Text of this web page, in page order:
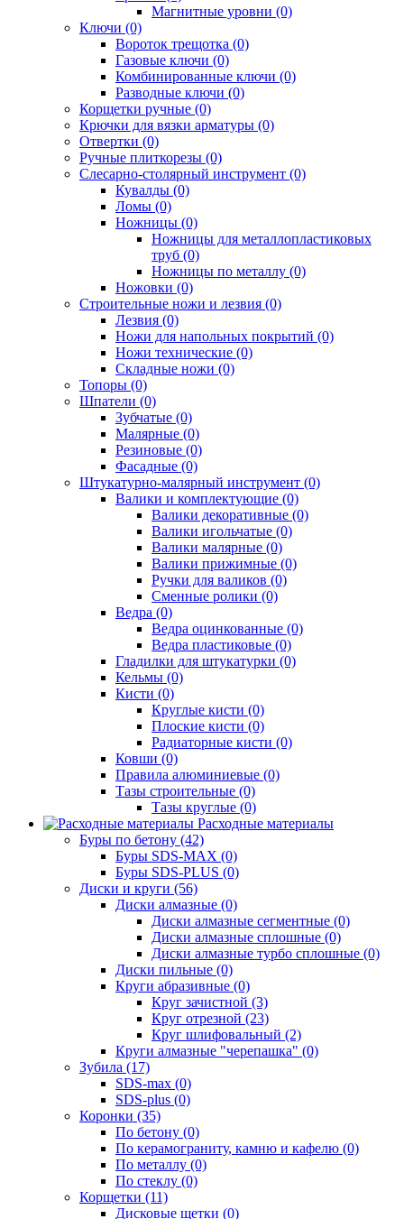
Магнитные уровни (0)
Ключи (0)
Вороток трещотка (0)
Газовые ключи (0)
Комбинированные ключи (0)
Разводные ключи (0)
Корщетки ручные (0)
Крючки для вязки арматуры (0)
Отвертки (0)
Ручные плиткорезы (0)
Слесарно-столярный инструмент (0)
Кувалды (0)
Ломы (0)
Ножницы (0)
Ножницы для металлопластиковых
труб (0)
Ножницы по металлу (0)
Ножовки (0)
Строительные ножи и лезвия (0)
Лезвия (0)
Ножи для напольных покрытий (0)
Ножи технические (0)
Складные ножи (0)
Топоры (0)
Шпатели (0)
Зубчатые (0)
Малярные (0)
Резиновые (0)
Фасадные (0)
Штукатурно-малярный инструмент (0)
Валики и комплектующие (0)
Валики декоративные (0)
Валики игольчатые (0)
Валики малярные (0)
Валики прижимные (0)
Ручки для валиков (0)
Сменные ролики (0)
Ведра (0)
Ведра оцинкованные (0)
Ведра пластиковые (0)
Гладилки для штукатурки (0)
Кельмы (0)
Кисти (0)
Круглые кисти (0)
Плоские кисти (0)
Радиаторные кисти (0)
Ковши (0)
Правила алюминиевые (0)
Тазы строительные (0)
Тазы круглые (0)
Расходные материалы
Буры по бетону (42)
Буры SDS-MAX (0)
Буры SDS-PLUS (0)
Диски и круги (56)
Диски алмазные (0)
Диски алмазные сегментные (0)
Диски алмазные сплошные (0)
Диски алмазные турбо сплошные (0)
Диски пильные (0)
Круги абразивные (0)
Круг зачистной (3)
Круг отрезной (23)
Круг шлифовальный (2)
Круги алмазные "черепашка" (0)
Зубила (17)
SDS-max (0)
SDS-plus (0)
Коронки (35)
По бетону (0)
По керамограниту, камню и кафелю (0)
По металлу (0)
По стеклу (0)
Корщетки (11)
Дисковые щетки (0)